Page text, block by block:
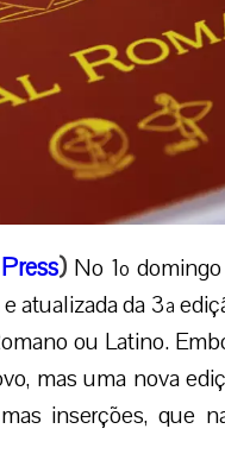
) No 1º
atualizada da 3ª
ou Latino.
mas uma nova
inserções, que